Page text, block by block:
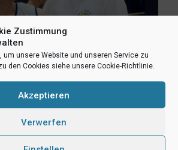
Zustimmung
um unsere Website und unseren Service zu
den Cookies siehe unsere Cookie-Richtlinie.
Akzeptieren
Verwerfen